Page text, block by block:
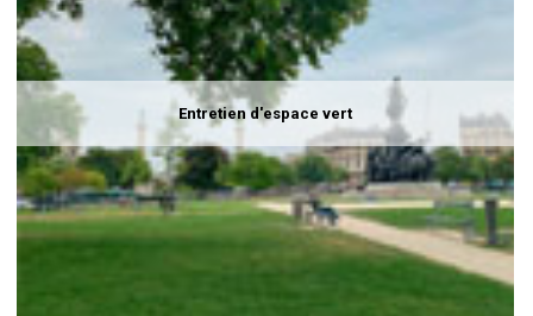
Entretien d'espace vert